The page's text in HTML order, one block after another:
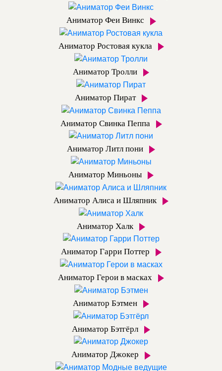
Аниматор Феи Винкс
Аниматор Ростовая кукла
Аниматор Тролли
Аниматор Пират
Аниматор Свинка Пеппа
Аниматор Литл пони
Аниматор Миньоны
Аниматор Алиса и Шляпник
Аниматор Халк
Аниматор Гарри Поттер
Аниматор Герои в масках
Аниматор Бэтмен
Аниматор Бэтгёрл
Аниматор Джокер